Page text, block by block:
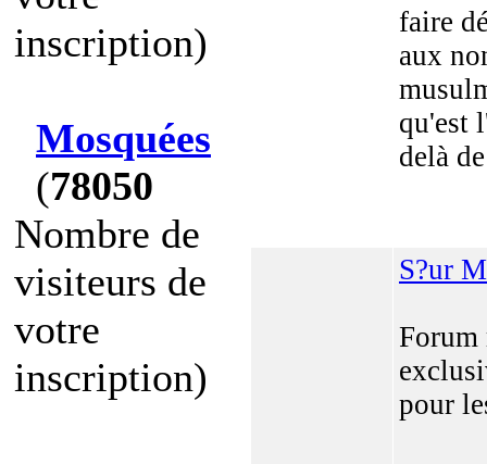
inscription)
Mosquées
(78050
Nombre de
visiteurs de
votre
inscription)
faire
aux
qu'est
delà
S?ur
Forum
pour